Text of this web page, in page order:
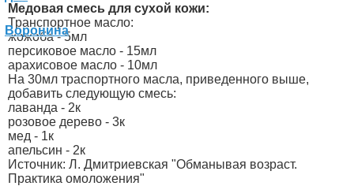
Медовая смесь для сухой кожи:
Транспортное масло:
жожоба - 5мл
персиковое масло - 15мл
арахисовое масло - 10мл
На 30мл траспортного масла, приведенного выше,
добавить следующую смесь:
лаванда - 2к
розовое дерево - 3к
мед - 1к
апельсин - 2к
Источник: Л. Дмитриевская "Обманывая возраст.
Практика омоложения"